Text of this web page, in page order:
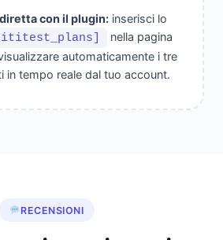
con il plugin: inserisci lo
nella pagina
automaticamente i tre
in tempo reale dal tuo account.
RECENSIONI